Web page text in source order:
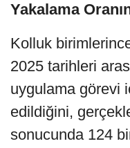
Yakalama
Kolluk
2025 tarihleri
uygulama görevi
edildiğini,
sonucunda 124